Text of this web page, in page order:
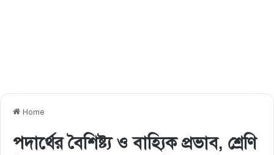
Home
পদার্থের বৈশিষ্ট্য ও বাহ্যিক প্রভাব, শ্রেণি